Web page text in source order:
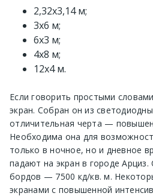
2,32х3,14 м;
3х6 м;
6х3 м;
4х8 м;
12х4 м.
Если говорить простыми
экран. Собран он из
отличительная черта —
Необходима она для
только в ночное, но и дневное
падают на экран в городе Арциз.
бордов — 7500 кд/кв. м.
экранами с повышенной